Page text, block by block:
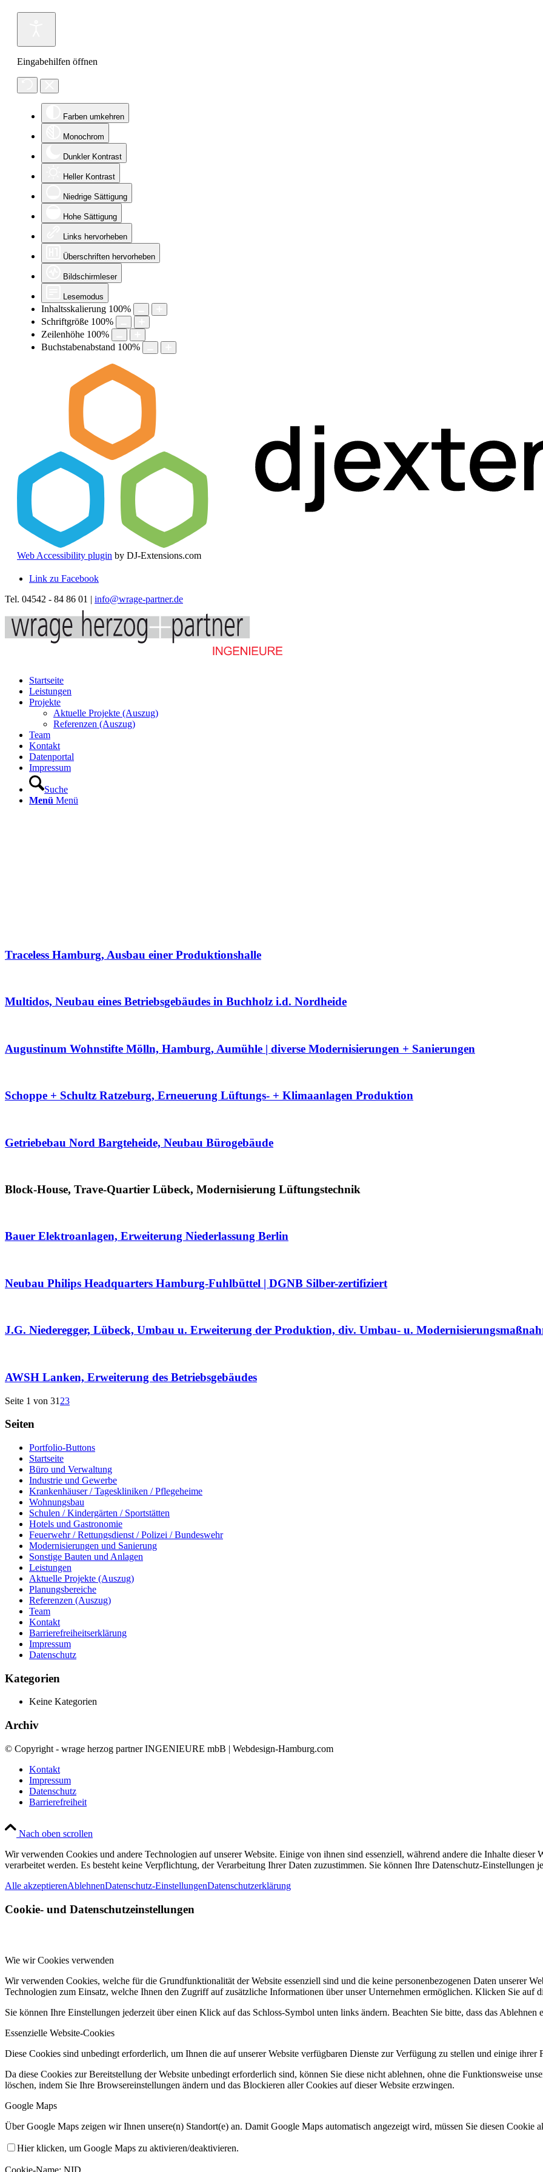
Eingabehilfen öffnen
Farben umkehren
Monochrom
Dunkler Kontrast
Heller Kontrast
Niedrige Sättigung
Hohe Sättigung
Links hervorheben
Überschriften hervorheben
Bildschirmleser
Lesemodus
Inhaltsskalierung 100%
Schriftgröße 100%
Zeilenhöhe 100%
Buchstabenabstand 100%
Web Accessibility plugin by DJ-Extensions.com
Link zu Facebook
Tel. 04542 - 84 86 01 | info@wrage-partner.de
Startseite
Leistungen
Projekte
Aktuelle Projekte (Auszug)
Referenzen (Auszug)
Team
Kontakt
Datenportal
Impressum
Suche
Menü Menü
Traceless Hamburg, Ausbau einer Produktionshalle
Multidos, Neubau eines Betriebsgebäudes in Buchholz i.d. Nordheide
Augustinum Wohnstifte Mölln, Hamburg, Aumühle | diverse Modernisierungen + Sanierungen
Schoppe + Schultz Ratzeburg, Erneuerung Lüftungs- + Klimaanlagen Produktion
Getriebebau Nord Bargteheide, Neubau Bürogebäude
Block-House, Trave-Quartier Lübeck, Modernisierung Lüftungstechnik
Bauer Elektroanlagen, Erweiterung Niederlassung Berlin
Neubau Philips Headquarters Hamburg-Fuhlbüttel | DGNB Silber-zertifiziert
J.G. Niederegger, Lübeck, Umbau u. Erweiterung der Produktion, div. Umbau- u.
AWSH Lanken, Erweiterung des Betriebsgebäudes
Seite 1 von 31 23
Seiten
Portfolio-Buttons
Startseite
Büro und Verwaltung
Industrie und Gewerbe
Krankenhäuser / Tageskliniken / Pflegeheime
Wohnungsbau
Schulen / Kindergärten / Sportstätten
Hotels und Gastronomie
Feuerwehr / Rettungsdienst / Polizei / Bundeswehr
Modernisierungen und Sanierung
Sonstige Bauten und Anlagen
Leistungen
Aktuelle Projekte (Auszug)
Planungsbereiche
Referenzen (Auszug)
Team
Kontakt
Barrierefreiheitserklärung
Impressum
Datenschutz
Kategorien
Keine Kategorien
Archiv
© Copyright - wrage herzog partner INGENIEURE mbB | Webdesign-Hamburg.com
Kontakt
Impressum
Datenschutz
Barrierefreiheit
Nach oben scrollen
Wir verwenden Cookies und andere Technologien auf unserer Website. Einige von ihnen sind essenziell, während andere die Inhalte dieser
verarbeitet werden. Es besteht keine Verpflichtung, der Verarbeitung Ihrer Daten zuzustimmen. Sie können Ihre Datenschutz-
Alle akzeptierenAblehnenDatenschutz-EinstellungenDatenschutzerklärung
Cookie- und Datenschutzeinstellungen
Wie wir Cookies verwenden
Wir verwenden Cookies, welche für die Grundfunktionalität der Website essenziell sind und die keine personenbezogenen Daten unserer
Technologien zum Einsatz, welche Ihnen den Zugriff auf zusätzliche Informationen über unser Unternehmen ermöglichen. Klicken Sie auf
Sie können Ihre Einstellungen jederzeit über einen Klick auf das Schloss-Symbol unten links ändern. Beachten Sie bitte, dass das
Essenzielle Website-Cookies
Diese Cookies sind unbedingt erforderlich, um Ihnen die auf unserer Website verfügbaren Dienste zur Verfügung zu stellen und einige ihrer
Da diese Cookies zur Bereitstellung der Website unbedingt erforderlich sind, können Sie diese nicht ablehnen, ohne die Funktionsweise
löschen, indem Sie Ihre Browsereinstellungen ändern und das Blockieren aller Cookies auf dieser Website erzwingen.
Google Maps
Über Google Maps zeigen wir Ihnen unsere(n) Standort(e) an. Damit Google Maps automatisch angezeigt wird, müssen Sie diesen Cookie
Hier klicken, um Google Maps zu aktivieren/deaktivieren.